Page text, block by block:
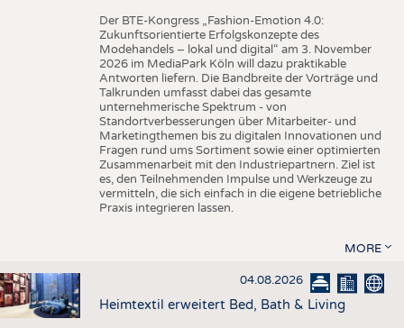
Der BTE-Kongress „Fashion-Emotion 4.0:
Zukunftsorientierte Erfolgskonzepte des
Modehandels – lokal und digital“ am 3. November
2026 im MediaPark Köln will dazu praktikable
Antworten liefern. Die Bandbreite der Vorträge und
Talkrunden umfasst dabei das gesamte
unternehmerische Spektrum - von
Standortverbesserungen über Mitarbeiter- und
Marketingthemen bis zu digitalen Innovationen und
Fragen rund ums Sortiment sowie einer optimierten
Zusammenarbeit mit den Industriepartnern. Ziel ist
es, den Teilnehmenden Impulse und Werkzeuge zu
vermitteln, die sich einfach in die eigene betriebliche
Praxis integrieren lassen.
MORE
04.08.2026
Heimtextil erweitert Bed, Bath & Living